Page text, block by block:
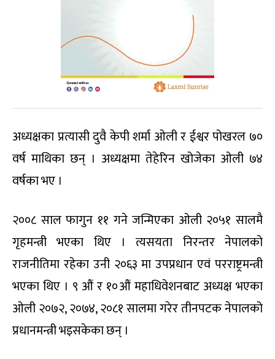
अध्यक्षका प्रत्यासी दुवै केपी शर्मा ओली र ईश्वर पोखरल ७०
वर्ष माथिका छन् । अध्यक्षमा तेहेरिन खोजेका ओली ७४
वर्षका भए ।
२००८ साल फागुन ११ गने जन्मिएका ओली २०५१ सालमै
गृहमन्त्री भएका थिए । त्यसयता निरन्तर नेपालको
राजनीतिमा रहेका उनी २०६३ मा उपप्रधान एवं परराष्ट्रमन्त्री
भएका थिए । ९ औं र १०औं महाधिवेशनबाट अध्यक्ष भएका
ओली २०७२, २०७४, २०८१ सालमा गरेर तीनपटक नेपालको
प्रधानमन्त्री भइसकेका छन् ।